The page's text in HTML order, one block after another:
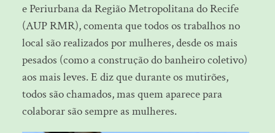
e Periurbana da Região Metropolitana do Recife
(AUP RMR), comenta que todos os trabalhos no
local são realizados por mulheres, desde os mais
pesados (como a construção do banheiro coletivo)
aos mais leves. E diz que durante os mutirões,
todos são chamados, mas quem aparece para
colaborar são sempre as mulheres.